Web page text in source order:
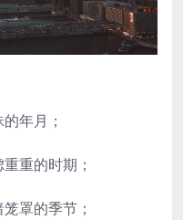
年月；
重的时期；
罩的季节；